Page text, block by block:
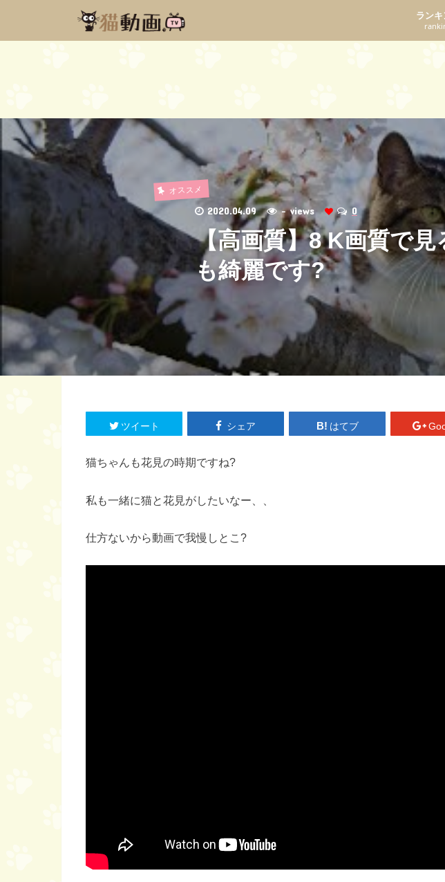
ラン
オススメ
2020.04.09 - views 0
【高画質】8 K画質で
も綺麗です?
ツイート シェア はてブ
猫ちゃんも花見の時期ですね?
私も一緒に猫と花見がしたいなー、、
仕方ないから動画で我慢しとこ?